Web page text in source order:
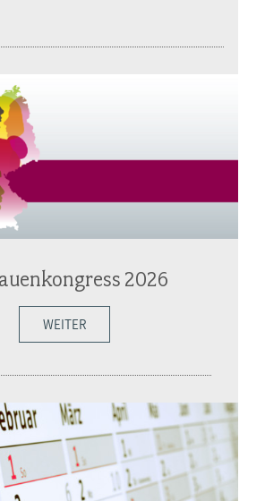
2026
WEITER